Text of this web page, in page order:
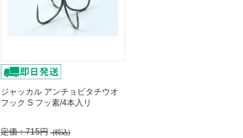
ジャッカル アンチョビタチウオ
フック S フッ素/4本入リ
定価：715円 (税込)